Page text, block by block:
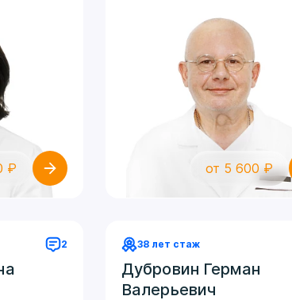
₽ от 5 600 ₽
2 38 лет стаж
Дубровин Герман
Валерьевич